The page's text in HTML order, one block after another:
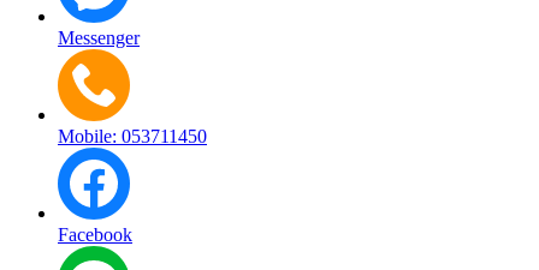
Messenger
Mobile: 053711450
Facebook